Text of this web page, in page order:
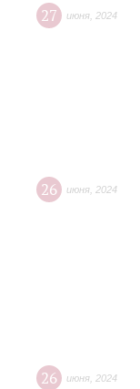
27 июня 2024
26 июня 2024
26 июня 2024